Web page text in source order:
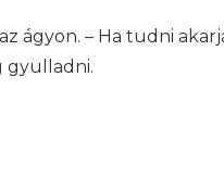
ágyon. – Ha tudni
gyulladni.